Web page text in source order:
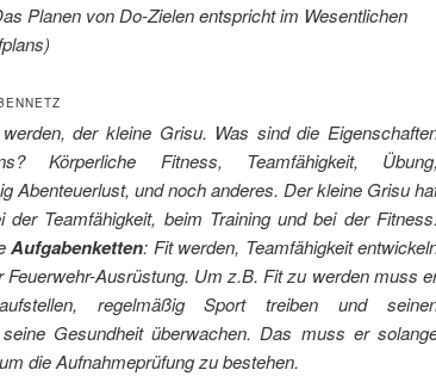
Planen von Do-Zielen entspricht im Wesentlichen
der kleine Grisu. Was sind die
Körperliche Fitness, Teamfähigkeit, Übung,
Abenteuerlust, und noch anderes. Der kleine Grisu
der Teamfähigkeit, beim Training und bei der Fitness.
Aufgabenketten: Fit werden, Teamfähigkeit
Feuerwehr-Ausrüstung. Um z.B. Fit zu werden muss
regelmäßig Sport treiben und
Gesundheit überwachen. Das muss er
die Aufnahmeprüfung zu bestehen.